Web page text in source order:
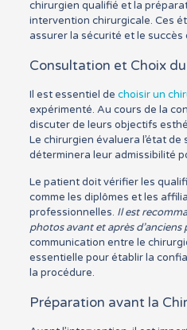
chirurgien qualifié et la
intervention chirurgicale. Ces
assurer la sécurité et le succès
Consultation et Choix
Il est essentiel de choisir un
expérimenté. Au cours de la
discuter de leurs objectifs
Le chirurgien évaluera l’état
déterminera leur admissibilité
Le patient doit vérifier les
comme les diplômes et les
professionnelles. Il est
photos avant et après d’anciens
communication entre le
essentielle pour établir la
la procédure.
Préparation avant la